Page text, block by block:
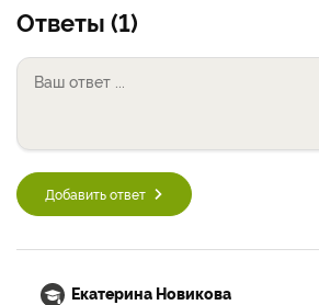
Ответы (1)
Добавить ответ
Екатерина Новикова